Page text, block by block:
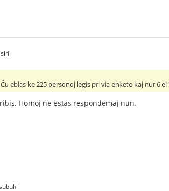
eblas ke 225 personoj legis pri via enketo kaj nur 6
Homoj ne estas respondemaj nun.